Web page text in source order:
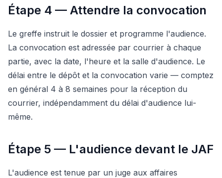
Étape 4 — Attendre la convocation
Le greffe instruit le dossier et programme l'audience.
La convocation est adressée par courrier à chaque
partie, avec la date, l'heure et la salle d'audience. Le
délai entre le dépôt et la convocation varie — comptez
en général 4 à 8 semaines pour la réception du
courrier, indépendamment du délai d'audience lui-
même.
Étape 5 — L'audience devant le JAF
L'audience est tenue par un juge aux affaires